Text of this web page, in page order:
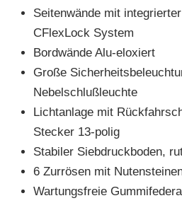
Seitenwände mit
CFlexLock System
Bordwände Alu-eloxiert
Große
Nebelschlußleuchte
Lichtanlage mit
Stecker 13-polig
Stabiler Siebdruckboden,
6 Zurrösen mit
Wartungsfreie